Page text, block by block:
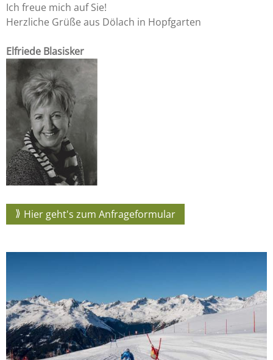
Ich freue mich auf Sie!
Herzliche Grüße aus Dölach in Hopfgarten
Elfriede Blasisker
Hier geht's zum Anfrageformular